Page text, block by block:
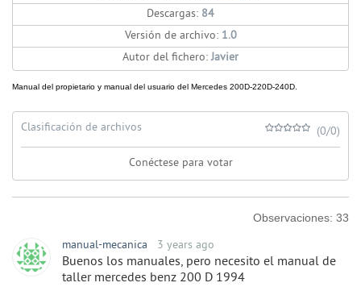
Descargas: 84
Versión de archivo: 1.0
Autor del fichero: Javier
Manual del propietario y manual del usuario del Mercedes 200D-220D-240D.
Clasificación de archivos (0/0)
Conéctese para votar
Observaciones: 33
manual-mecanica 3 years ago
Buenos los manuales, pero necesito el manual de
taller mercedes benz 200 D 1994